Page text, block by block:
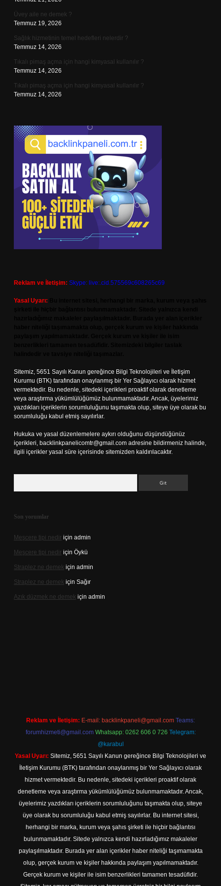
Üvey aile ne demek ?
Temmuz 19, 2026
Sağlık hizmetinin temel hedefleri nelerdir ?
Temmuz 14, 2026
Tıkalı pimaş açma için hangi kimyasal kullanılır ?
Temmuz 14, 2026
Tıkalı pimaş açma için hangi kimyasal kullanılır ?
Temmuz 14, 2026
Reklam ve İletişim: Skype: live:.cid.575569c608265c69
Yasal Uyarı:
Sitemiz, 5651 Sayılı Kanun gereğince Bilgi Teknolojileri ve İletişim
Kurumu (BTK) tarafından onaylanmış bir Yer Sağlayıcı olarak hizmet
vermektedir. Bu nedenle, sitedeki içerikleri proaktif olarak denetleme
veya araştırma yükümlülüğümüz bulunmamaktadır. Ancak, üyelerimiz
yazdıkları içeriklerin sorumluluğunu taşımakta olup, siteye üye olarak bu
sorumluluğu kabul etmiş sayılırlar.
Hukuka ve yasal düzenlemelere aykırı olduğunu düşündüğünüz
içerikleri, backlinkpanelicomtr@gmail.com adresine bildirmeniz halinde,
ilgili içerikler yasal süre içerisinde sitemizden kaldırılacaktır.
Son yorumlar
Meşcere tipi nedir için admin
Meşcere tipi nedir için Öykü
Straplez ne demek için admin
Straplez ne demek için Sağır
Azık düzmek ne demek için admin
Reklam ve İletişim: E-mail: backlinkpaneli@gmail.com Teams:
forumhizmeti@gmail.com Whatsapp: 0262 606 0 726 Telegram:
@karabul
Yasal Uyarı: Sitemiz, 5651 Sayılı Kanun gereğince Bilgi Teknolojileri ve
İletişim Kurumu (BTK) tarafından onaylanmış bir Yer Sağlayıcı olarak
hizmet vermektedir. Bu nedenle, sitedeki içerikleri proaktif olarak
denetleme veya araştırma yükümlülüğümüz bulunmamaktadır. Ancak,
üyelerimiz yazdıkları içeriklerin sorumluluğunu taşımakta olup, siteye
üye olarak bu sorumluluğu kabul etmiş sayılırlar. Bu internet sitesi,
herhangi bir marka, kurum veya şahıs şirketi ile hiçbir bağlantısı
bulunmamaktadır. Sitede yalnızca kendi hazırladığımız makaleler
paylaşılmaktadır. Burada yer alan içerikler haber niteliği taşımamakta
olup, gerçek kurum ve kişiler hakkında paylaşım yapılmamaktadır.
Gerçek kurum ve kişiler ile isim benzerlikleri tamamen tesadüfidir.